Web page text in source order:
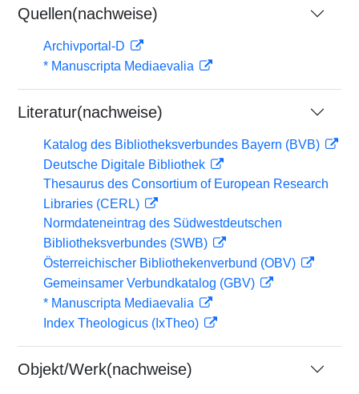
Quellen(nachweise)
Archivportal-D
* Manuscripta Mediaevalia
Literatur(nachweise)
Katalog des Bibliotheksverbundes Bayern (BVB)
Deutsche Digitale Bibliothek
Thesaurus des Consortium of European Research
Libraries (CERL)
Normdateneintrag des Südwestdeutschen
Bibliotheksverbundes (SWB)
Österreichischer Bibliothekenverbund (OBV)
Gemeinsamer Verbundkatalog (GBV)
* Manuscripta Mediaevalia
Index Theologicus (IxTheo)
Objekt/Werk(nachweise)